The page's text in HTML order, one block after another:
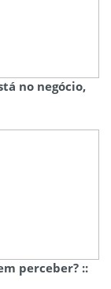
no negócio,
perceber? ::